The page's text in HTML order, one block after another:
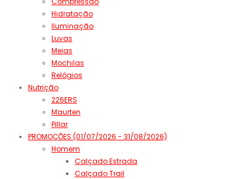
Hidratação
Iluminação
Luvas
Meias
Mochilas
Relógios
Nutrição
226ERS
Maurten
Pillar
PROMOÇÕES (01/07/2026 - 31/08/2026)
Homem
Calçado Estrada
Calçado Trail